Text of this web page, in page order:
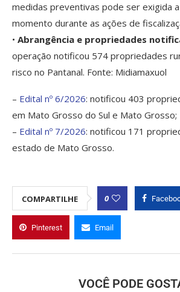
medidas preventivas pode ser exigida
momento durante as ações de
• Abrangência e propriedades
operação notificou 574 propriedades
risco no Pantanal. Fonte: Midiamaxuol
– Edital nº 6/2026: notificou 403
em Mato Grosso do Sul e Mato Grosso;
– Edital nº 7/2026: notificou 171
estado de Mato Grosso.
COMPARTILHE 0
Pinterest Email
VOCÊ PODE